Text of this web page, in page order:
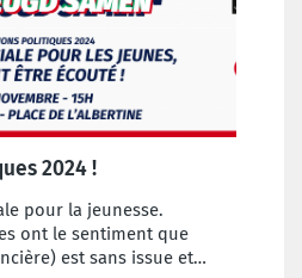
2024 !
pour la jeunesse.
ont le sentiment que
est sans issue et